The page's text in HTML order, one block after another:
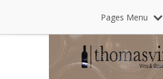
Pages Menu